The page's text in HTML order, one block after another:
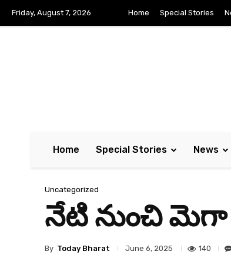
Friday, August 7, 2026 Home Special Stories
Home Special Stories News
Uncategorized
నేటి నుంచి మెగా
By Today Bharat June 6, 2025 140